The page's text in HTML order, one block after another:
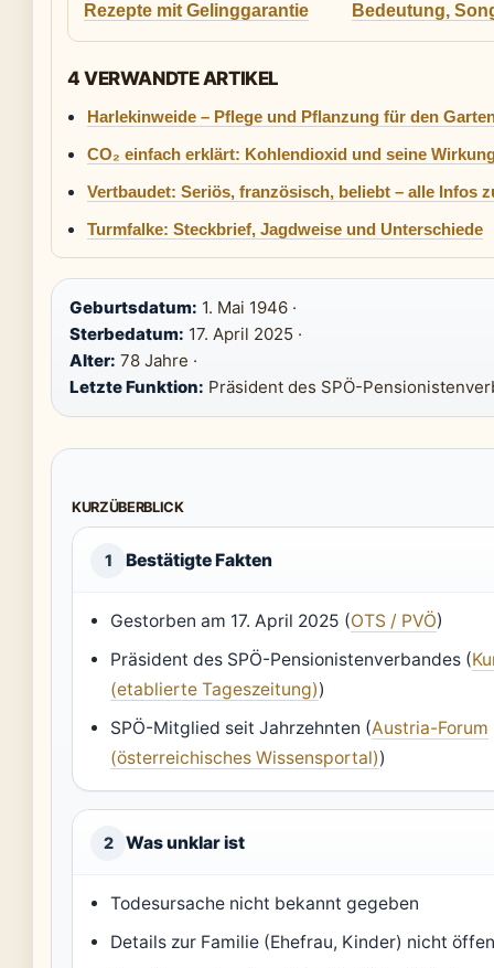
Rezepte mit Gelinggarantie
Bedeutung,
4 VERWANDTE ARTIKEL
Harlekinweide – Pflege und Pflanzung für den
CO₂ einfach erklärt: Kohlendioxid und seine
Vertbaudet: Seriös, französisch, beliebt – alle Infos
Turmfalke: Steckbrief, Jagdweise und Unterschiede
Geburtsdatum: 1. Mai 1946 ·
Sterbedatum: 17. April 2025 ·
Alter: 78 Jahre ·
Letzte Funktion: Präsident des SPÖ-
KURZÜBERBLICK
1 Bestätigte Fakten
Gestorben am 17. April 2025 (OTS / PVÖ)
Präsident des SPÖ-Pensionistenverbandes (
(etablierte Tageszeitung))
SPÖ-Mitglied seit Jahrzehnten (Austria-Forum
(österreichisches Wissensportal))
2 Was unklar ist
Todesursache nicht bekannt gegeben
Details zur Familie (Ehefrau, Kinder) nicht